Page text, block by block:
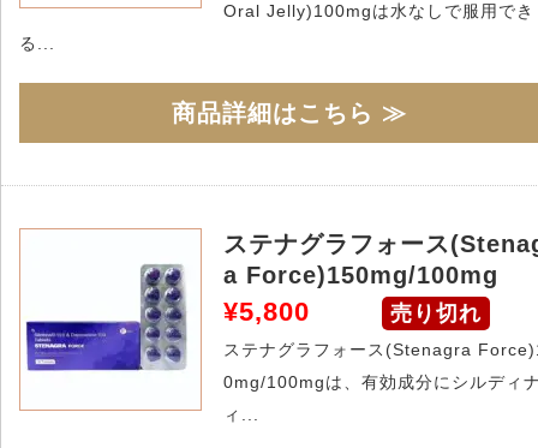
Oral Jelly)100mgは水なしで服用でき
る...
商品詳細はこちら ≫
ステナグラフォース
a Force)150mg/100mg
¥5,800 売り切れ
ステナグラフォース(Stenagra
0mg/100mgは、有効成分にシルディ
ィ...